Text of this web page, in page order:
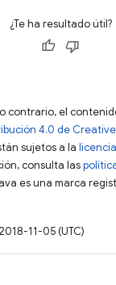
¿Te ha resultado útil?
contrario, el
4.0 de
sujetos a la
consulta las
es una marca
11-05 (UTC)